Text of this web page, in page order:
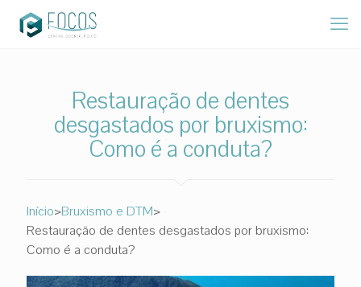
Restauração de dentes
desgastados por bruxismo:
Como é a conduta?
Início>Bruxismo e DTM>
Restauração de dentes desgastados por bruxismo:
Como é a conduta?